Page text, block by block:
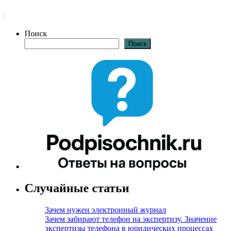
Поиск
Поиск
Случайные статьи
Зачем нужен электронный журнал
Зачем забирают телефон на экспертизу. Значение
экспертизы телефона в юридических процессах